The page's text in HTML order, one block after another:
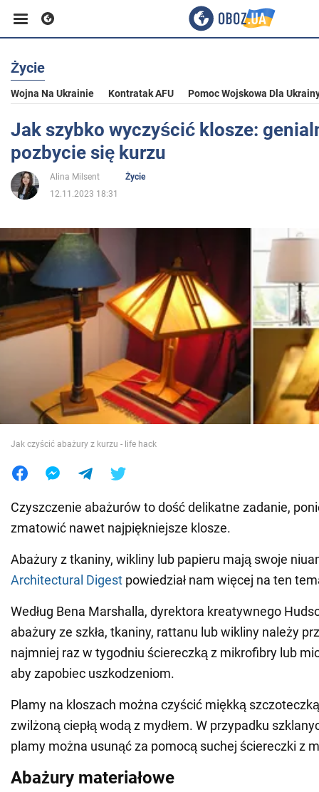
Biznes
Sport
Rozrywka
Polityka
Społeczeństwo
Świat
Jedzenie
Życie
Wojna Na Ukrainie Kontratak AFU Pomoc Wojskowa Dla
Jak szybko wyczyścić klosze:
pozbycie się kurzu
Alina Milsent
Życie
12.11.2023 18:31
Jak czyścić abażury z kurzu - life hack
Czyszczenie abażurów to dość delikatne zadanie,
zmatowić nawet najpiękniejsze klosze.
Abażury z tkaniny, wikliny lub papieru mają swoje
Architectural Digest powiedział nam więcej na ten
Według Bena Marshalla, dyrektora kreatywnego
abażury ze szkła, tkaniny, rattanu lub wikliny należy
najmniej raz w tygodniu ściereczką z mikrofibry lub
aby zapobiec uszkodzeniom.
Plamy na kloszach można czyścić miękką
zwilżoną ciepłą wodą z mydłem. W przypadku
plamy można usunąć za pomocą suchej ściereczki z
Abażury materiałowe